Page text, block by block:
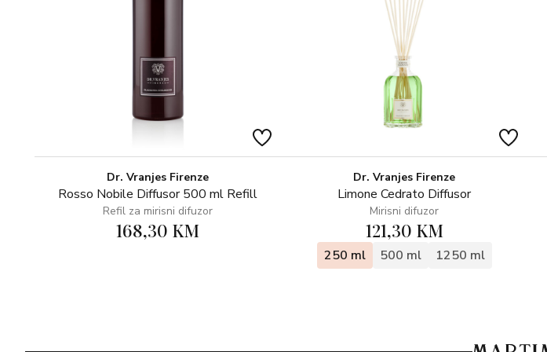
Dr. Vranjes Firenze
Rosso Nobile Diffusor 500 ml Refill
Refil za mirisni difuzor
168,30 KM
Dr. Vranjes Firenze
Limone Cedrato Diffusor
Mirisni difuzor
121,30 KM
250 ml 500 ml 1250 ml